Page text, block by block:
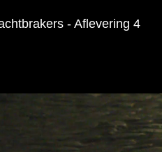
- Aflevering 4